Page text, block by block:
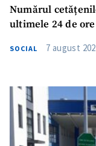
Numărul
ultimele 24 de ore
SOCIAL 7 august
Mesajul
+
CONTACT
Sursă
Nume+